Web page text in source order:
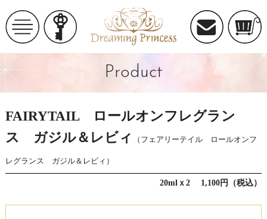
Product
FAIRYTAIL ロールオンフレグラン
ス ガジル＆レビィ
（フェアリーテイル ロールオンフ
レグランス ガジル＆レビィ）
20mlｘ2 1,100円（税込）